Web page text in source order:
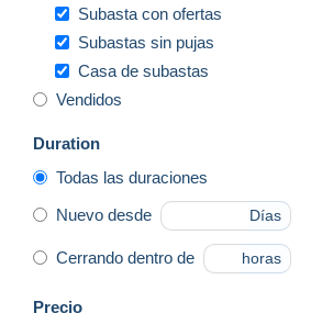
Subasta con ofertas
Subastas sin pujas
Casa de subastas
Vendidos
Duration
Todas las duraciones
Nuevo desde Días
Cerrando dentro de horas
Precio